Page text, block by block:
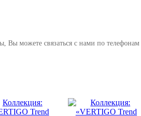
Вы можете связаться с нами по телефонам